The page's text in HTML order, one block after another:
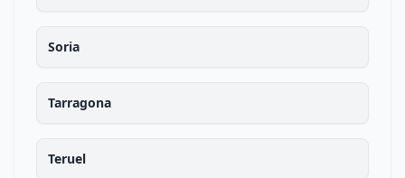
Soria
Tarragona
Teruel